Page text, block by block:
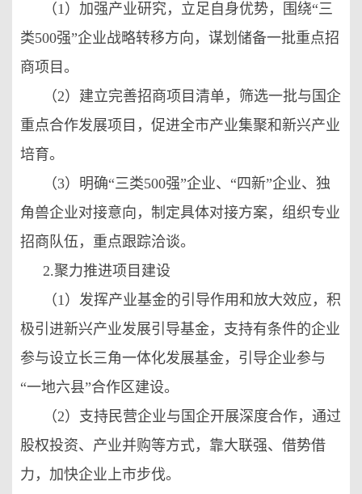
（1）加强产业研究，立足自身优势，围绕“三
类500强”企业战略转移方向，谋划储备一批重点招
商项目。
（2）建立完善招商项目清单，筛选一批与国企
重点合作发展项目，促进全市产业集聚和新兴产业
培育。
（3）明确“三类500强”企业、“四新”企业、独
角兽企业对接意向，制定具体对接方案，组织专业
招商队伍，重点跟踪洽谈。
2.聚力推进项目建设
（1）发挥产业基金的引导作用和放大效应，积
极引进新兴产业发展引导基金，支持有条件的企业
参与设立长三角一体化发展基金，引导企业参与
“一地六县”合作区建设。
（2）支持民营企业与国企开展深度合作，通过
股权投资、产业并购等方式，靠大联强、借势借
力，加快企业上市步伐。